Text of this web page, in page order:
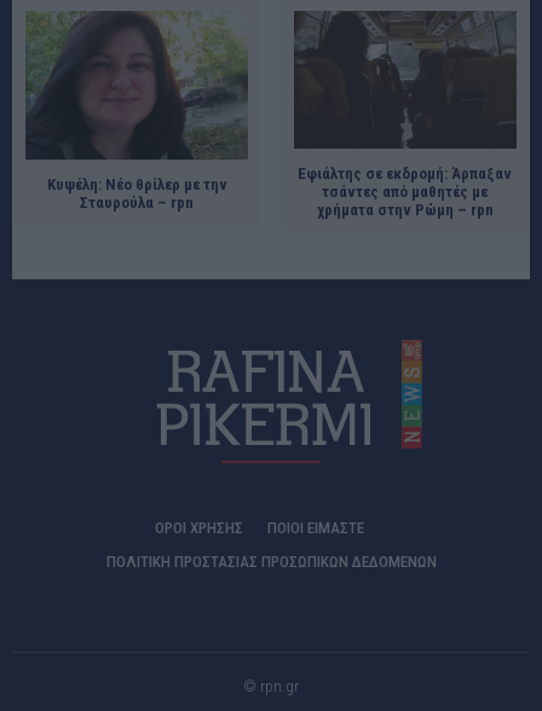
Κυψέλη: Νέο θρίλερ με την
Σταυρούλα – rpn
Εφιάλτης σε εκδρομή: Άρπαξαν
τσάντες από μαθητές με
χρήματα στην Ρώμη – rpn
ΟΡΟΙ ΧΡΗΣΗΣ
ΠΟΙΟΊ ΕΊΜΑΣΤΕ
ΠΟΛΙΤΙΚΗ ΠΡΟΣΤΑΣΙΑΣ ΠΡΟΣΩΠΙΚΩΝ ΔΕΔΟΜΕΝΩΝ
© rpn.gr